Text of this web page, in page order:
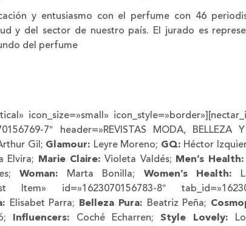
y entusiasmo con el perfume con 46
y del sector de nuestro país. El jurado es
del perfume
icon_size=»small»
7″ header=»REVISTAS MODA, BELLEZA Y
Gil; Glamour: Leyre Moreno; GQ: Héctor
Elvira; Marie Claire: Violeta Valdés; Men’s Health:
Woman: Marta Bonilla; Women’s Health:
Item» id=»1623070156783-8″
Elisabet Parra; Belleza Pura: Beatriz Peña;
Influencers: Coché Echarren;Style Lovely: